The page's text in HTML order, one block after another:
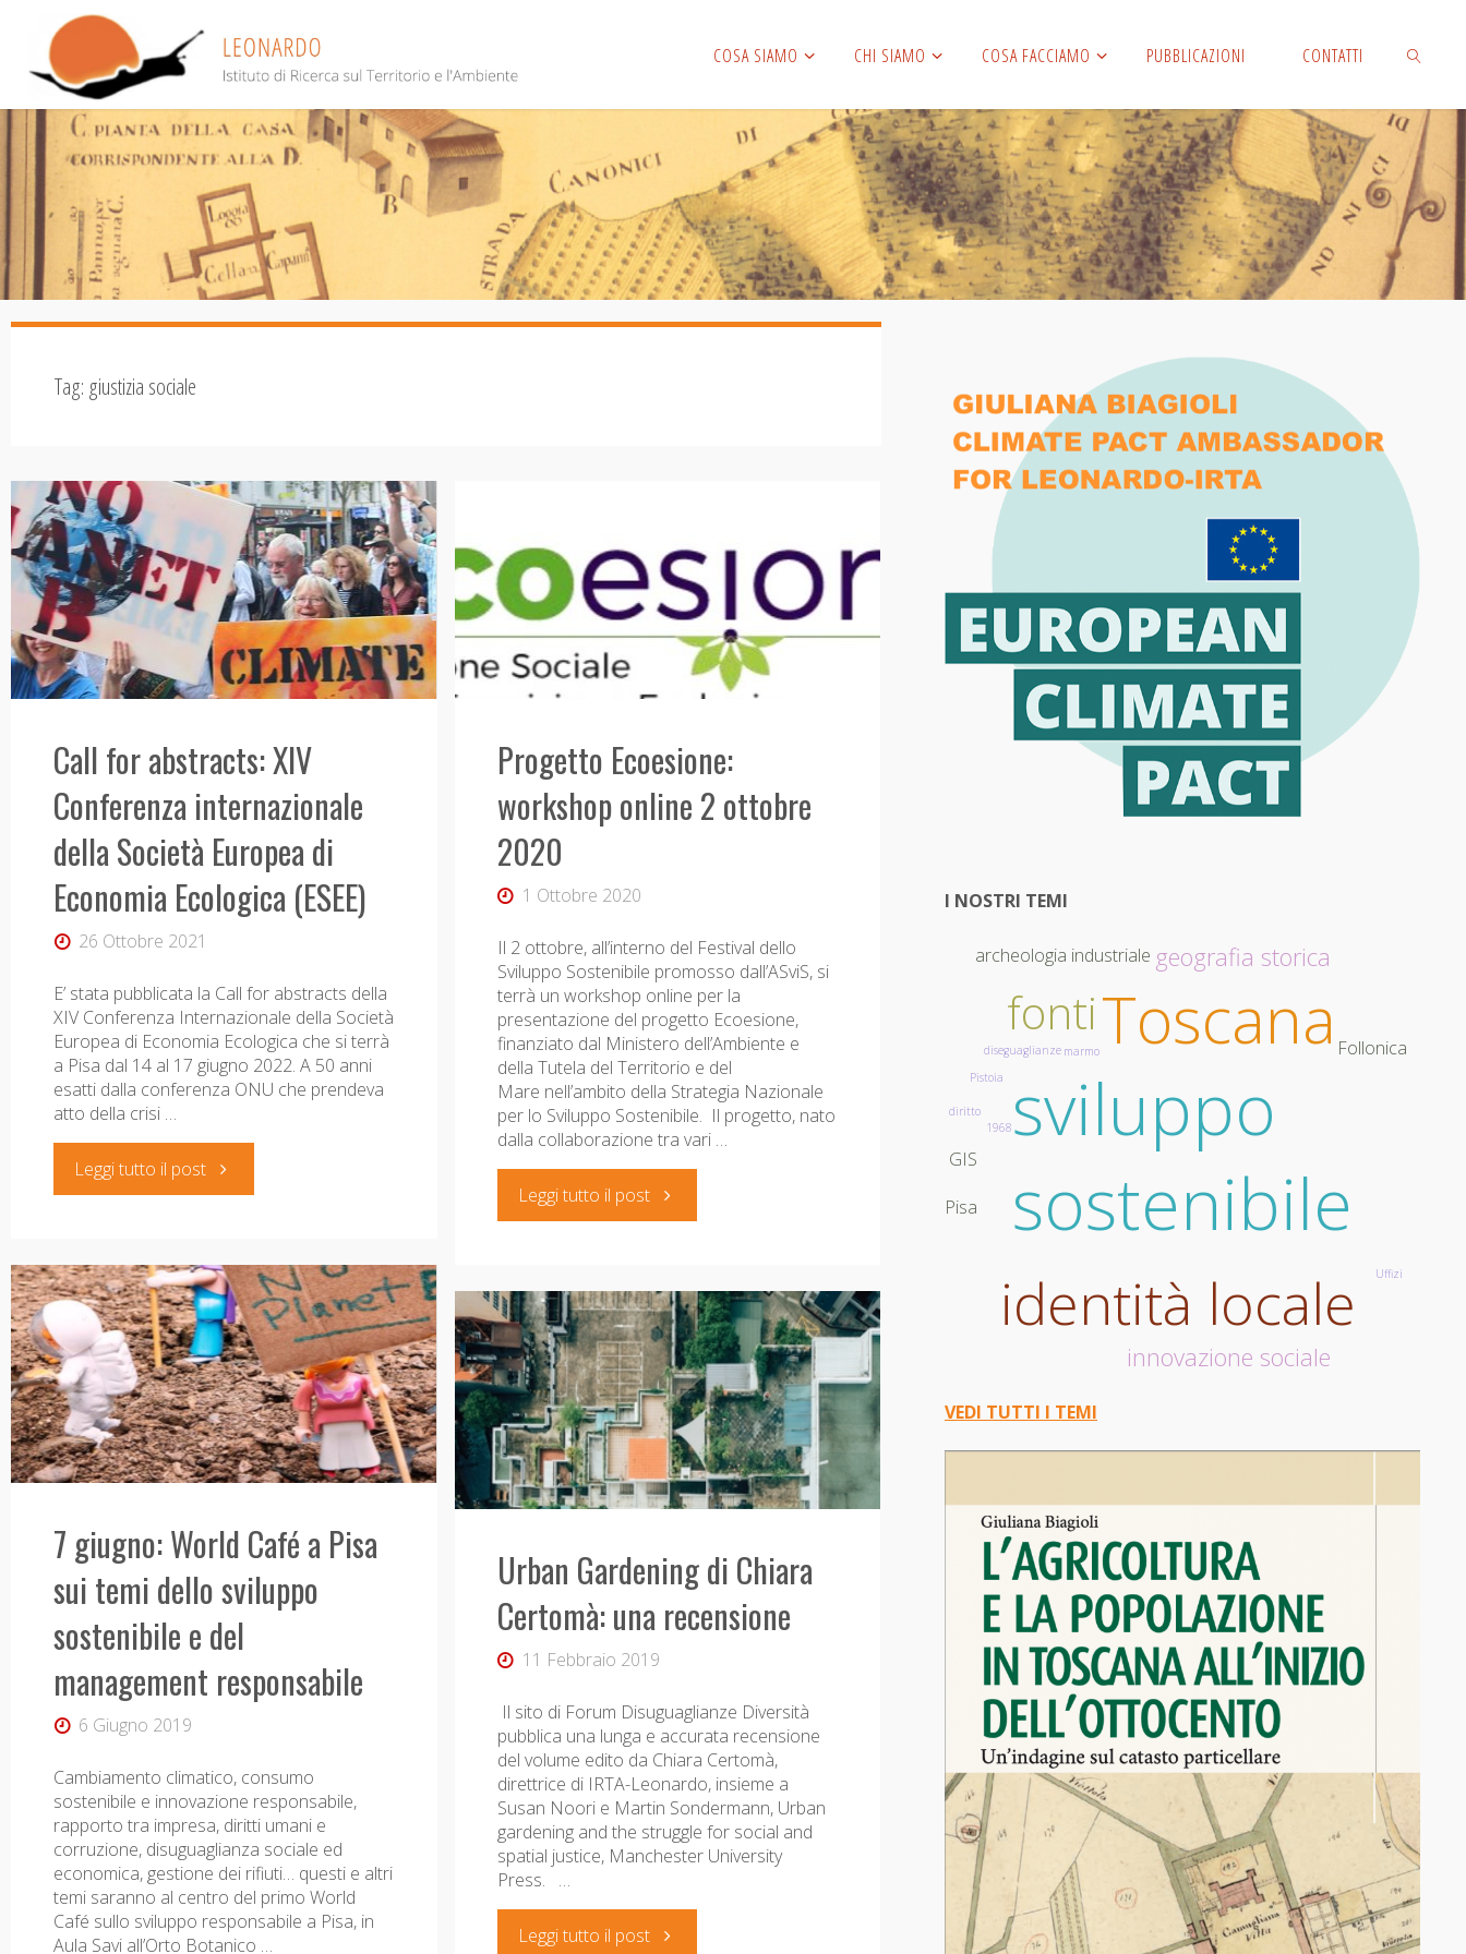
contenuto
COSA SIAMO CHI SIAMO COSA FACCIAMO PUBBLICAZIONI CONTATTI
CERCA
Tag: giustizia sociale
Call for abstracts: XIV
Conferenza internazionale
della Società Europea di
Economia Ecologica (ESEE)
26 Ottobre 2021
E’ stata pubblicata la Call for abstracts della
XIV Conferenza Internazionale della Società
Europea di Economia Ecologica che si terrà
a Pisa dal 14 al 17 giugno 2022. A 50 anni
esatti dalla conferenza ONU che prendeva
atto della crisi …
Leggi tutto il post"Call
abstracts:
XIV
Conferenza
internazionale
della
Società
Europea
di
Economia
(ESEE)"
Progetto Ecoesione:
workshop online 2 ottobre
2020
1 Ottobre 2020
Il 2 ottobre, all’interno del Festival dello
Sviluppo Sostenibile promosso dall’ASviS, si
terrà un workshop online per la
presentazione del progetto Ecoesione,
finanziato dal Ministero dell’Ambiente e
della Tutela del Territorio e del
Mare nell’ambito della Strategia Nazionale
per lo Sviluppo Sostenibile. Il progetto, nato
dalla collaborazione tra vari …
Leggi tutto il post"Progetto
workshop
online
2
ottobre
2020"
7 giugno: World Café a Pisa
sui temi dello sviluppo
sostenibile e del
management responsabile
6 Giugno 2019
Cambiamento climatico, consumo
sostenibile e innovazione responsabile,
rapporto tra impresa, diritti umani e
corruzione, disuguaglianza sociale ed
economica, gestione dei rifiuti… questi e altri
temi saranno al centro del primo World
Café sullo sviluppo responsabile a Pisa, in
Aula Savi all’Orto Botanico …
Urban Gardening di Chiara
Certomà: una recensione
11 Febbraio 2019
Il sito di Forum Disuguaglianze Diversità
pubblica una lunga e accurata recensione
del volume edito da Chiara Certomà,
direttrice di IRTA-Leonardo, insieme a
Susan Noori e Martin Sondermann, Urban
gardening and the struggle for social and
spatial justice, Manchester University
Press. …
Leggi tutto il post"Urban
I NOSTRI TEMI
sviluppo
sostenibile
Toscana
identità locale
fonti
geografia storica
innovazione sociale
archeologia industriale
Follonica
Pisa
GIS
diseguaglianze marmo
Pistoia
1968
diritto
Uffizi
VEDI TUTTI I TEMI